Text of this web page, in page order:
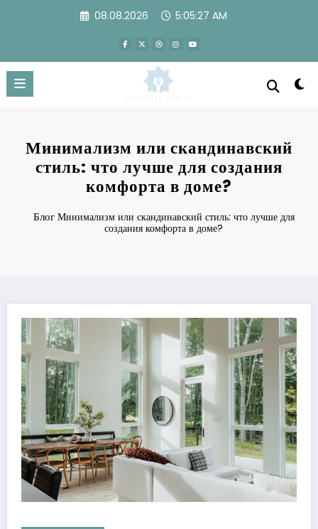
08.08.2026 5:05:28 AM
Минимализм или скандинавский
стиль: что лучше для создания
комфорта в доме?
Блог Минимализм или скандинавский стиль: что лучше для
создания комфорта в доме?